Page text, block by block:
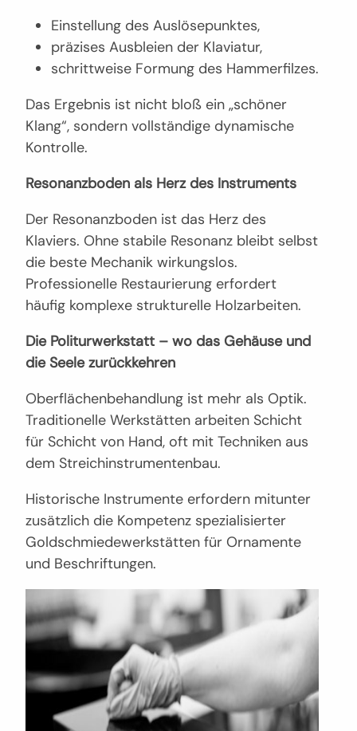
Einstellung des Auslösepunktes,
präzises Ausbleien der Klaviatur,
schrittweise Formung des Hammerfilzes.
Das Ergebnis ist nicht bloß ein „schöner
Klang“, sondern vollständige dynamische
Kontrolle.
Resonanzboden als Herz des Instruments
Der Resonanzboden ist das Herz des
Klaviers. Ohne stabile Resonanz bleibt selbst
die beste Mechanik wirkungslos.
Professionelle Restaurierung erfordert
häufig komplexe strukturelle Holzarbeiten.
Die Politurwerkstatt – wo das Gehäuse und
die Seele zurückkehren
Oberflächenbehandlung ist mehr als Optik.
Traditionelle Werkstätten arbeiten Schicht
für Schicht von Hand, oft mit Techniken aus
dem Streichinstrumentenbau.
Historische Instrumente erfordern mitunter
zusätzlich die Kompetenz spezialisierter
Goldschmiedewerkstätten für Ornamente
und Beschriftungen.